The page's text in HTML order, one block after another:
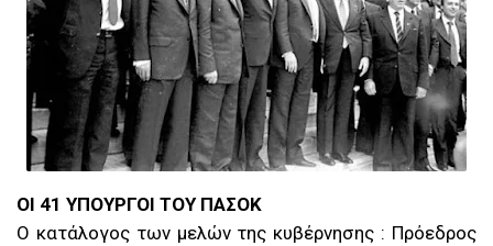
ΟΙ 41 ΥΠΟΥΡΓΟΙ ΤΟΥ ΠΑΣΟΚ
Ο κατάλογος των μελών της κυβέρνησης : Πρόεδρος